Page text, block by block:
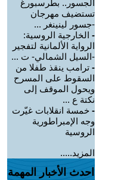
الجسور.. بطرسبورغ
تستضيف مهرجان
-جسور لينينغر ...
- الخارجية الروسية:
الرواية الألمانية لتفجير
-السيل الشمالي- ت ...
- ترامب ينقذ طفلا من
السقوط على المسرح
ويحول الموقف إلى
نكتة ع ...
- خمسة انقلابات غيّرت
وجه الإمبراطورية
الروسية
المزيد.....
احدث الأخبار المهمة